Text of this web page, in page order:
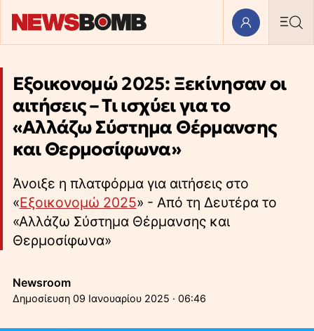
Εξοικονομώ 2025: Ξεκίνησαν οι
αιτήσεις – Τι ισχύει για το
«Αλλάζω Σύστημα Θέρμανσης
και Θερμοσίφωνα»
Άνοιξε η πλατφόρμα για αιτήσεις στο
«Εξοικονομώ 2025» - Από τη Δευτέρα το
«Αλλάζω Σύστημα Θέρμανσης και
Θερμοσίφωνα»
Newsroom
09 Ιανουαρίου 2025 · 06:46